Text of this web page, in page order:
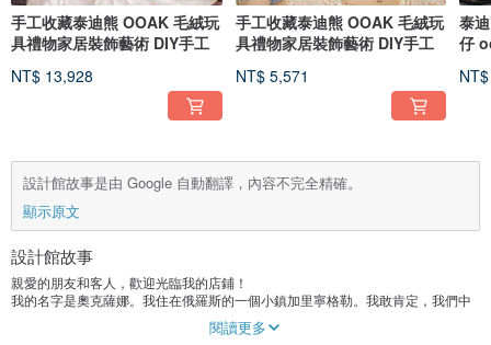
手工收藏泰迪熊 OOAK 毛絨玩
具禮物家居裝飾藝術 DIY手工
NT$ 13,928
手工收藏泰迪熊 OOAK 毛絨玩
具禮物家居裝飾藝術 DIY手工
NT$ 5,571
泰
仔
設計館故事是由 Google 自動翻譯，內容不完全精確。
顯示原文
設計館故事
親愛的朋友和客人，歡迎光臨我的店鋪！
我的名字是奧克薩娜。我住在俄羅斯的一個小鎮加里寧格勒。我敢肯定，我們中
的許多人童年時都有一隻最喜歡的泰迪熊，它總是和我們一起走路和睡覺，吃著
我們的甜粥，保守著我們的秘密……閱讀更多